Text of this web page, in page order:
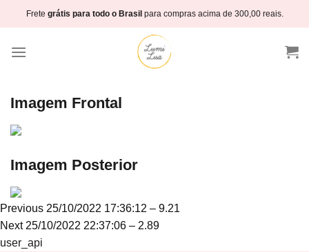
to
Frete grátis para todo o Brasilpara compras acima de 300,00 reais.
Imagem Frontal
Imagem Posterior
Navegação
de
Post
Previous Previous
post:
25/10/2022 17:36:12 – 9.21
Next Next
post:
25/10/2022 22:37:06 – 2.89
user_api